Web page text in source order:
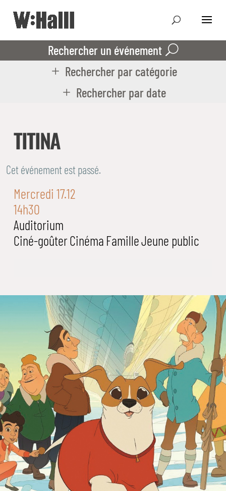
Rechercher un événement
Rechercher par catégorie
Rechercher par date
TITINA
Cet événement est passé.
Mercredi 17.12
14h30
Auditorium
Ciné-goûterCinéma FamilleJeune public